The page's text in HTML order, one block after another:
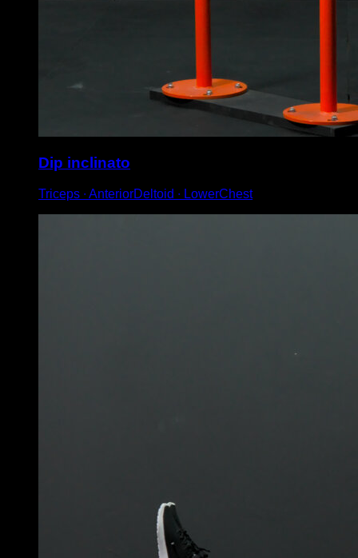
Dip inclinato
Triceps ∙ AnteriorDeltoid ∙ LowerChest